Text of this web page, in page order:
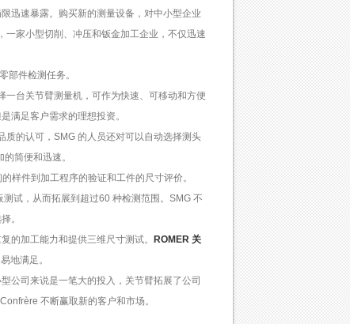
迅速暴露。购买新的测量设备，对中小型企业
家小型切削、冲压和钣金加工企业，不仅迅速
部件检测任务。
台关节臂测量机，可作为快速、可移动和方便
满足客户需求的理想投资。
质的认可，SMG 的人员还对可以自动选择测头
简便和迅速。
样件到加工程序的验证和工件的尺寸评价。
试，从而拓展到超过60 种检测范围。SMG 不
。
的加工能力和提供三维尺寸测试。
ROMER 关
地满足。
公司来说是一笔大的投入，关节臂拓展了公司
不断赢取新的客户和市场。